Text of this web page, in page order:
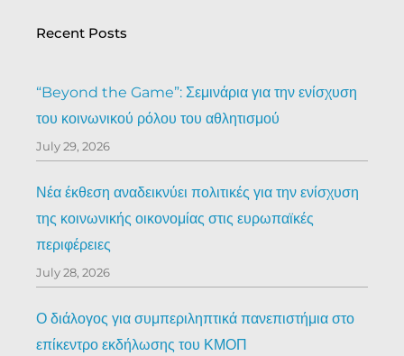
Recent Posts
“Beyond the Game”: Σεμινάρια για την ενίσχυση
του κοινωνικού ρόλου του αθλητισμού
July 29, 2026
Νέα έκθεση αναδεικνύει πολιτικές για την ενίσχυση
της κοινωνικής οικονομίας στις ευρωπαϊκές
περιφέρειες
July 28, 2026
Ο διάλογος για συμπεριληπτικά πανεπιστήμια στο
επίκεντρο εκδήλωσης του ΚΜΟΠ